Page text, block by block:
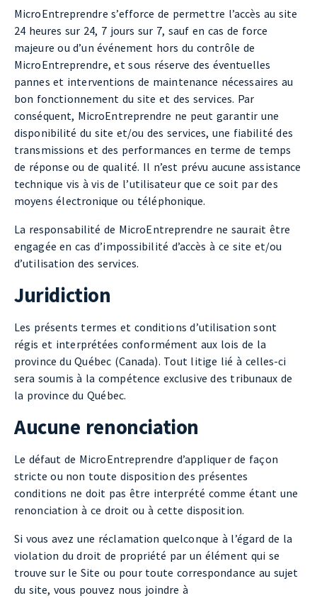
MicroEntreprendre s’efforce de permettre l’accès au site
24 heures sur 24, 7 jours sur 7, sauf en cas de force
majeure ou d’un événement hors du contrôle de
MicroEntreprendre, et sous réserve des éventuelles
pannes et interventions de maintenance nécessaires au
bon fonctionnement du site et des services. Par
conséquent, MicroEntreprendre ne peut garantir une
disponibilité du site et/ou des services, une fiabilité des
transmissions et des performances en terme de temps
de réponse ou de qualité. Il n’est prévu aucune assistance
technique vis à vis de l’utilisateur que ce soit par des
moyens électronique ou téléphonique.
La responsabilité de MicroEntreprendre ne saurait être
engagée en cas d’impossibilité d’accès à ce site et/ou
d’utilisation des services.
Juridiction
Les présents termes et conditions d’utilisation sont
régis et interprétées conformément aux lois de la
province du Québec (Canada). Tout litige lié à celles-ci
sera soumis à la compétence exclusive des tribunaux de
la province du Québec.
Aucune renonciation
Le défaut de MicroEntreprendre d’appliquer de façon
stricte ou non toute disposition des présentes
conditions ne doit pas être interprété comme étant une
renonciation à ce droit ou à cette disposition.
Si vous avez une réclamation quelconque à l’égard de la
violation du droit de propriété par un élément qui se
trouve sur le Site ou pour toute correspondance au sujet
du site, vous pouvez nous joindre à